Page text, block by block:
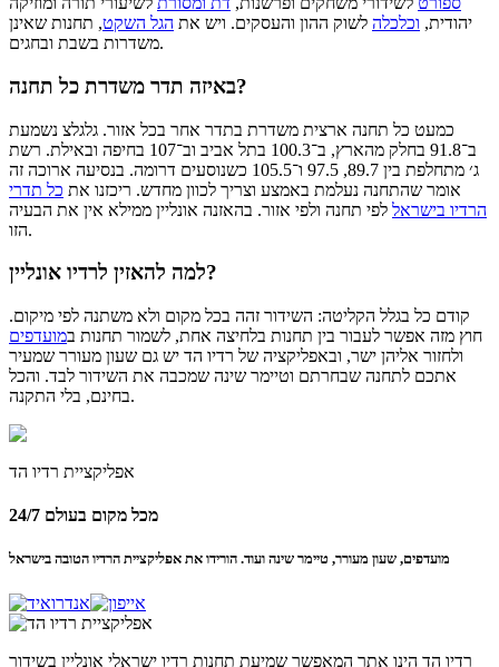
יהודית, וכלכלה לשוק ההון והעסקים. ויש את הגל השקט, תחנות שאינן
משדרות בשבת ובחגים.
באיזה תדר משדרת כל תחנה?
כמעט כל תחנה ארצית משדרת בתדר אחר בכל אזור. גלגלצ נשמעת
ב־91.8 בחלק מהארץ, ב־100.3 בתל אביב וב־107 בחיפה ובאילת. רשת
ג׳ מתחלפת בין 89.7, 97.5 ו־105.5 כשנוסעים דרומה. בנסיעה ארוכה זה
אומר שהתחנה נעלמת באמצע וצריך לכוון מחדש. ריכזנו את כל תדרי
הרדיו בישראל לפי תחנה ולפי אזור. בהאזנה אונליין ממילא אין את הבעיה
הזו.
למה להאזין לרדיו אונליין?
קודם כל בגלל הקליטה: השידור זהה בכל מקום ולא משתנה לפי מיקום.
חוץ מזה אפשר לעבור בין תחנות בלחיצה אחת, לשמור תחנות במועדפים
ולחזור אליהן ישר, ובאפליקציה של רדיו הד יש גם שעון מעורר שמעיר
אתכם לתחנה שבחרתם וטיימר שינה שמכבה את השידור לבד. והכל
בחינם, בלי התקנה.
אפליקציית רדיו הד
24/7 מכל מקום בעולם
מועדפים, שעון מעורר, טיימר שינה ועוד. הורידו את אפליקציית הרדיו הטובה בישראל
רדיו הד הינו אתר המאפשר שמיעת תחנות רדיו ישראלי אונליין בשידור